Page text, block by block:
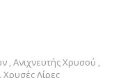
,Ανιχνευτής Χρυσού ,
,Χρυσές Λίρες